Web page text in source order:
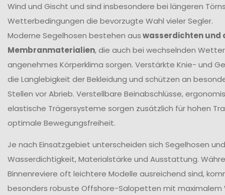
Wind und Gischt und sind insbesondere bei längeren
Wetterbedingungen die bevorzugte Wahl vieler Segler.
Moderne Segelhosen bestehen auswasserdichten und
Membranmaterialien, die auch bei wechselnden
angenehmes Körperklima sorgen. Verstärkte Knie- und
die Langlebigkeit der Bekleidung und schützen an
Stellen vor Abrieb. Verstellbare Beinabschlüsse,
elastische Trägersysteme sorgen zusätzlich für hohen
optimale Bewegungsfreiheit.
Je nach Einsatzgebiet unterscheiden sich Segelhosen
Wasserdichtigkeit, Materialstärke und Ausstattung.
Binnenreviere oft leichtere Modelle ausreichend sind,
besonders robuste Offshore-Salopetten mit